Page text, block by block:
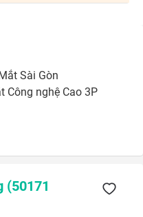
Sài Gòn
Công nghệ Cao 3P
(50171